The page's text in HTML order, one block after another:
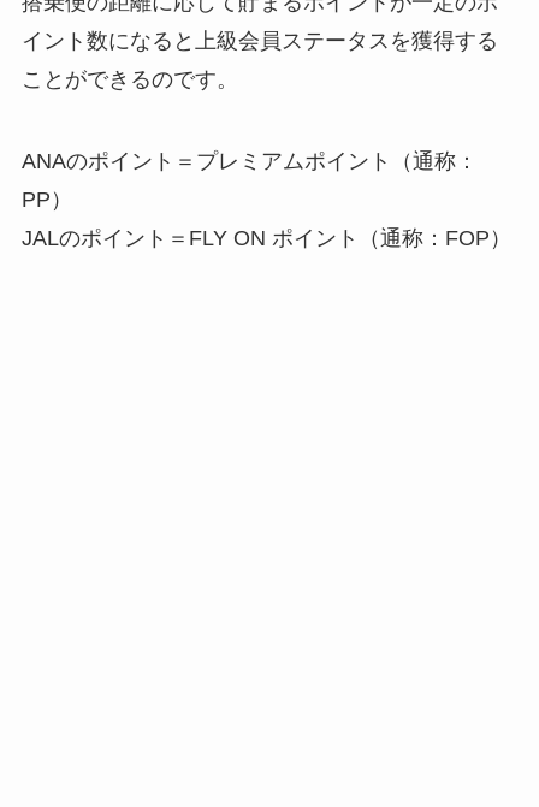
イント数になると上級会員ステータスを獲得する
ことができるのです。
ANAのポイント＝プレミアムポイント（通称：
PP）
JALのポイント＝FLY ON ポイント（通称：FOP）